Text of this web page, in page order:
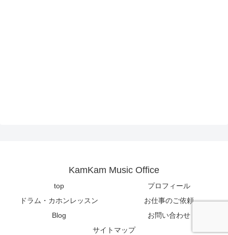
KamKam Music Office
top
プロフィール
ドラム・カホンレッスン
お仕事のご依頼
Blog
お問い合わせ
サイトマップ